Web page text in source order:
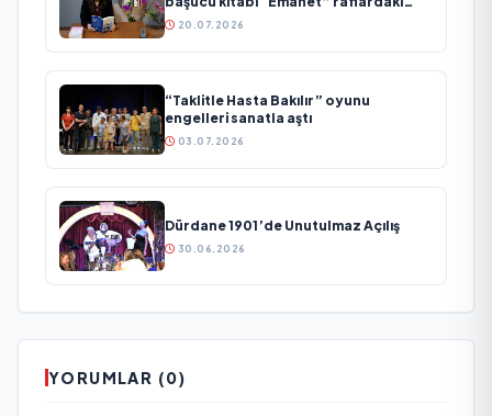
yerini aldı
20.07.2026
“Taklitle Hasta Bakılır” oyunu
engelleri sanatla aştı
03.07.2026
Dürdane 1901’de Unutulmaz Açılış
30.06.2026
YORUMLAR (0)